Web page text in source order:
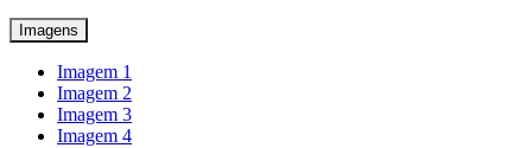
Imagens
Imagem 1
Imagem 2
Imagem 3
Imagem 4